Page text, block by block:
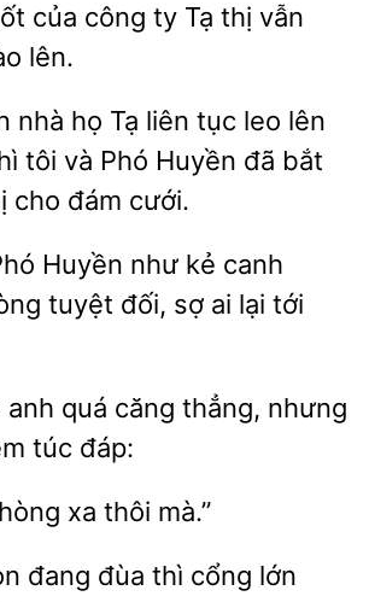
của công ty Tạ thị vẫn
lên.
nhà họ Tạ liên tục leo lên
tôi và Phó Huyền đã bắt
đám
Huyền
kẻ canh
tuyệt đối, sợ ai
quá căng
nhưng
túc đáp:
xa
đang đùa
cổng lớn